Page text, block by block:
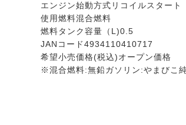
エンジン始動方式リコイルスタート
使用燃料混合燃料
燃料タンク容量（L)0.5
JANコード4934110410717
希望小売価格(税込)オープン価格
※混合燃料:無鉛ガソリン:やまびこ